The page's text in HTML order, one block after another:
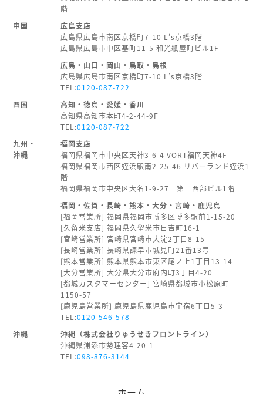
階
中国
広島支店
広島県広島市南区京橋町7-10 L’s京橋3階
広島県広島市中区基町11-5 和光紙屋町ビル1F
広島・山口・岡山・鳥取・島根
広島県広島市南区京橋町7-10 L’s京橋3階
TEL:0120-087-722
四国
高知・徳島・愛媛・香川
高知県高知市本町4-2-44-9F
TEL:0120-087-722
九州・
沖縄
福岡支店
福岡県福岡市中央区天神3-6-4 VORT福岡天神4F
福岡県福岡市西区姪浜駅南2-25-46 リバーランド姪浜1
階
福岡県福岡市中央区大名1-9-27 第一西部ビル1階
福岡・佐賀・長崎・熊本・大分・宮崎・鹿児島
[福岡営業所] 福岡県福岡市博多区博多駅前1-15-20
[久留米支店] 福岡県久留米市日吉町16-1
[宮崎営業所] 宮崎県宮崎市大淀2丁目8-15
[長崎営業所] 長崎県諫早市城見町21番13号
[熊本営業所] 熊本県熊本市東区尾ノ上1丁目13-14
[大分営業所] 大分県大分市府内町3丁目4-20
[都城カスタマーセンター] 宮崎県都城市小松原町
1150-57
[鹿児島営業所] 鹿児島県鹿児島市宇宿6丁目5-3
TEL:0120-546-578
沖縄
沖縄（株式会社りゅうせきフロントライン）
沖縄県浦添市勢理客4-20-1
TEL:098-876-3144